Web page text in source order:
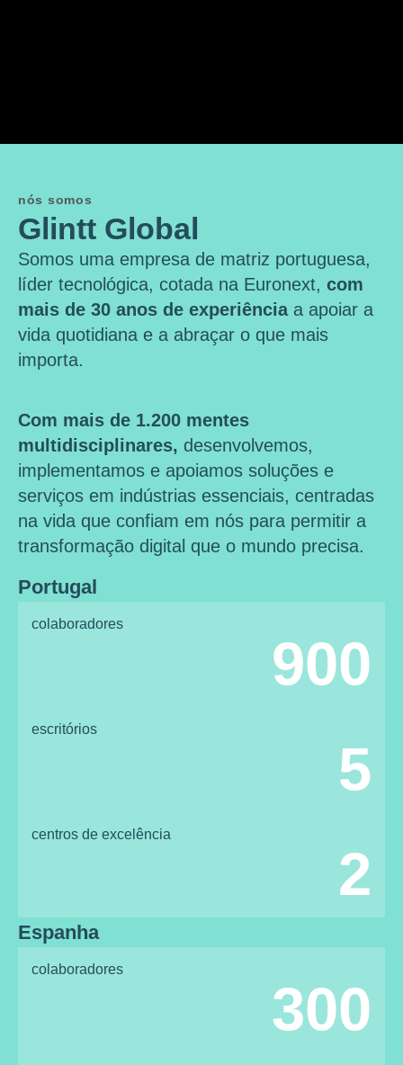
nós somos
Glintt Global
Somos uma empresa de matriz portuguesa,
líder tecnológica, cotada na Euronext, com
mais de 30 anos de experiênciaa apoiar a
vida quotidiana e a abraçar o que mais
importa.
Com mais de 1.200 mentes
multidisciplinares, desenvolvemos,
implementamos e apoiamos soluções e
serviços em indústrias essenciais, centradas
na vida que confiam em nós para permitir a
transformação digital que o mundo precisa.
Portugal
colaboradores
900
escritórios
5
centros de excelência
2
Espanha
colaboradores
300